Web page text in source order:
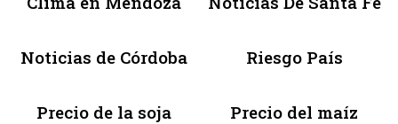
Noticias de Córdoba Riesgo País
Precio de la soja Precio del maíz